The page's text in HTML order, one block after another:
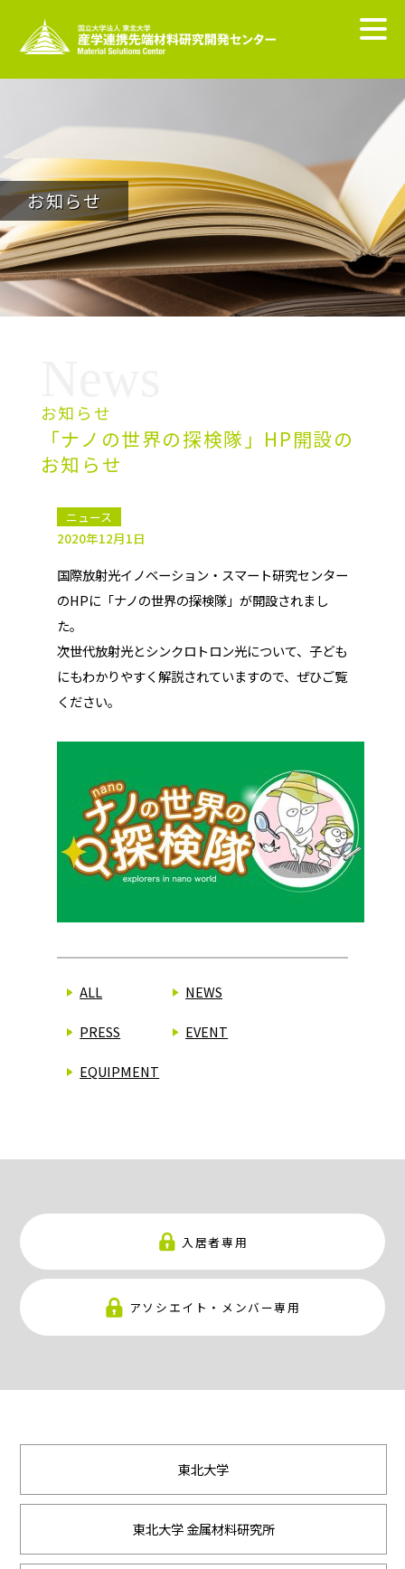
お知らせ
お知らせ
「ナノの世界の探検隊」HP開設の
お知らせ
ニュース
2020年12月1日
国際放射光イノベーション・スマート研究センター
のHPに「ナノの世界の探検隊」が開設されまし
た。
次世代放射光とシンクロトロン光について、子ども
にもわかりやすく解説されていますので、ぜひご覧
ください。
ALL NEWS
PRESS EVENT
EQUIPMENT
入居者専用
アソシエイト・メンバー専用
東北大学
東北大学 金属材料研究所